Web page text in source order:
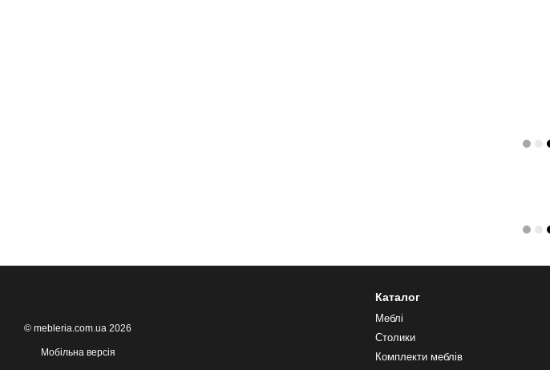
© mebleria.com.ua 2026
Мобільна версія
Каталог
Меблі
Столики
Комплекти меблів